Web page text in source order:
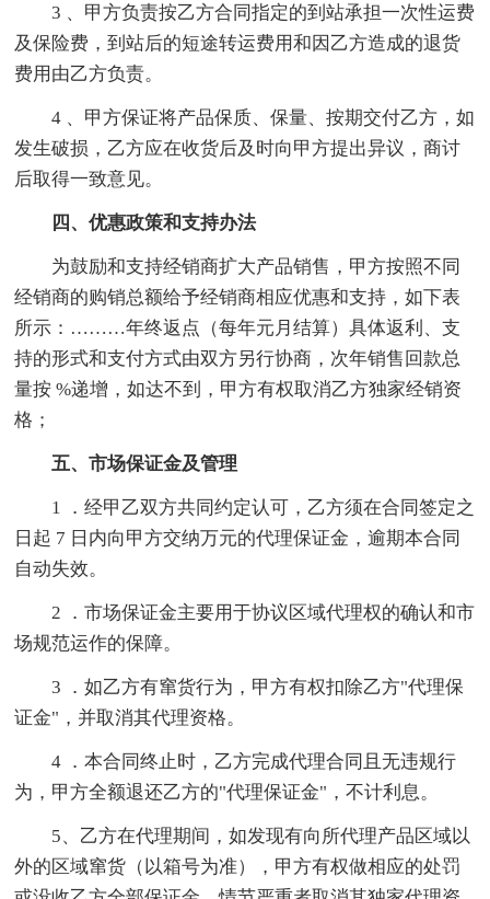
3 、甲方负责按乙方合同指定的到站承担一次性运费
及保险费，到站后的短途转运费用和因乙方造成的退货
费用由乙方负责。
4 、甲方保证将产品保质、保量、按期交付乙方，如
发生破损，乙方应在收货后及时向甲方提出异议，商讨
后取得一致意见。
四、优惠政策和支持办法
为鼓励和支持经销商扩大产品销售，甲方按照不同
经销商的购销总额给予经销商相应优惠和支持，如下表
所示：………年终返点（每年元月结算）具体返利、支
持的形式和支付方式由双方另行协商，次年销售回款总
量按 %递增，如达不到，甲方有权取消乙方独家经销资
格；
五、市场保证金及管理
1 ．经甲乙双方共同约定认可，乙方须在合同签定之
日起 7 日内向甲方交纳万元的代理保证金，逾期本合同
自动失效。
2 ．市场保证金主要用于协议区域代理权的确认和市
场规范运作的保障。
3 ．如乙方有窜货行为，甲方有权扣除乙方"代理保
证金"，并取消其代理资格。
4 ．本合同终止时，乙方完成代理合同且无违规行
为，甲方全额退还乙方的"代理保证金"，不计利息。
5、乙方在代理期间，如发现有向所代理产品区域以
外的区域窜货（以箱号为准），甲方有权做相应的处罚